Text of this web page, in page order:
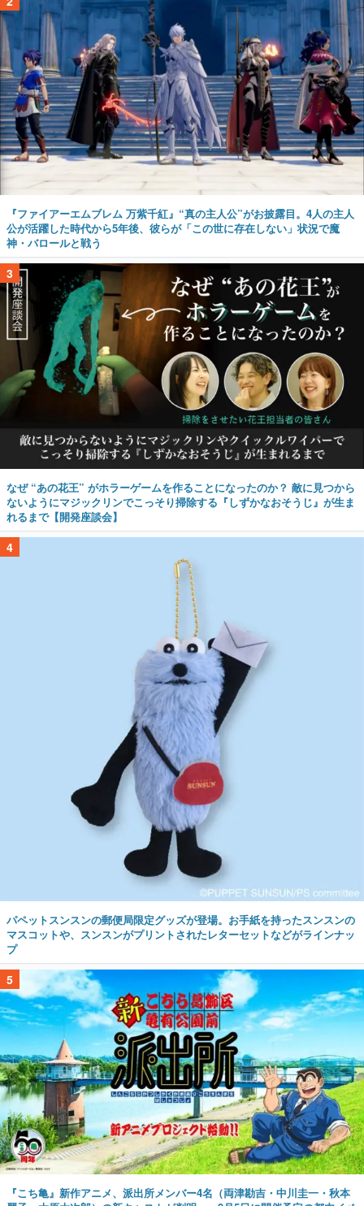
『ファイアーエムブレム 万紫千紅』“真の主人公”がお披露目。4人の主人
公が活躍した時代から5年後、彼らが「この世に存在しない」状況で魔
神・バロールと戦う
3
なぜ “あの花王” がホラーゲームを作ることになったのか？ 敵に見つから
ないようにマジックリンでこっそり掃除する『しずかなおそうじ』が生ま
れるまで【開発座談会】
4
パペットスンスンの郵便局限定グッズが登場。お手紙を持ったスンスンの
マスコットや、スンスンがプリントされたレターセットなどがラインナッ
プ
5
『こち亀』新作アニメ、派出所メンバー4名（両津勘吉・中川圭一・秋本